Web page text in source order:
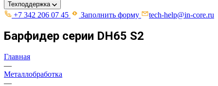
Техподдержка
+7 342 206 07 45 Заполнить форму tech-help@in-core.ru
Барфидер серии DH65 S2
Главная
—
Металлобработка
—